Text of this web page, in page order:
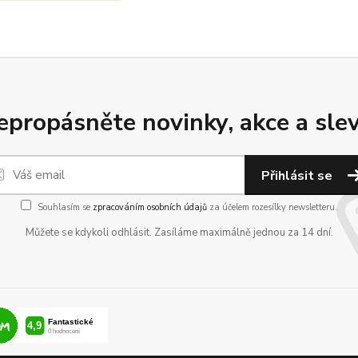
novinky, akce a
Přihlásit se
Souhlasím se zpracováním osobních údajů za účelem rozesílky newsletteru.
Můžete se kdykoli odhlásit. Zasíláme maximálně jednou za 14 dní.